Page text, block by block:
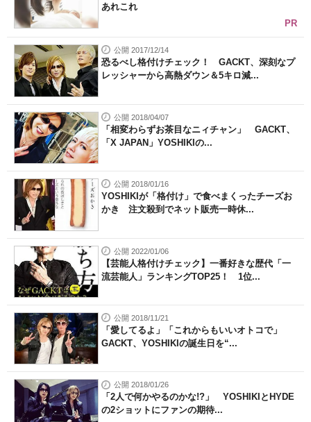
あれこれ
PR
公開 2017/12/14
恐るべし格付けチェック！ GACKT、深刻なプ
レッシャーから高熱ダウン＆5キロ減...
公開 2018/04/07
「相変わらずお茶目なニィチャン」 GACKT、
「X JAPAN」YOSHIKIの...
公開 2018/01/16
YOSHIKIが「格付け」で食べまくったチーズお
かき 注文殺到でネット販売一時休...
公開 2022/01/06
【芸能人格付けチェック】一番好きな歴代「一
流芸能人」ランキングTOP25！ 1位...
公開 2018/11/21
「愛してるよ」「これからもいいオトコで」
GACKT、YOSHIKIの誕生日を“...
公開 2018/01/26
「2人で何かやるのかな!?」 YOSHIKIとHYDE
の2ショットにファンの期待...